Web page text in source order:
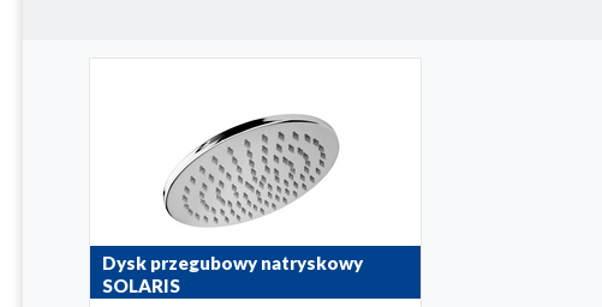
Dysk przegubowy natryskowy
SOLARIS